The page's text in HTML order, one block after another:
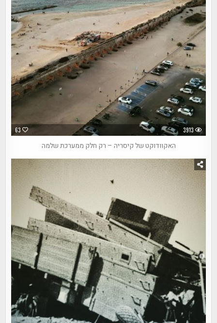
63 3913
האקוודוקט של קיסריה – רק חלק ממערכת שלמה